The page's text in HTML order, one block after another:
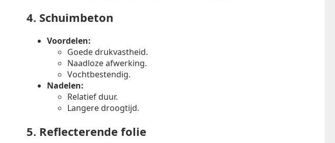
4. Schuimbeton
Voordelen:
Goede drukvastheid.
Naadloze afwerking.
Vochtbestendig.
Nadelen:
Relatief duur.
Langere droogtijd.
5. Reflecterende folie